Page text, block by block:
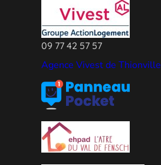
09 77 42 57 57
Agence Vivest de Thionville